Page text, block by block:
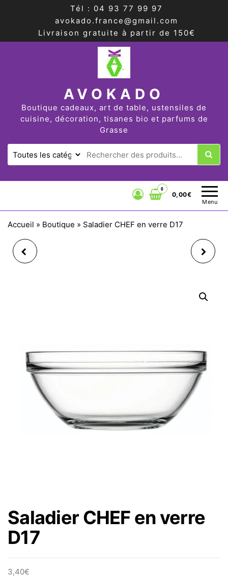
Tél : 04 93 77 99 97
avokado.france@gmail.com
Livraison gratuite à partir de 150€
AVOKADO
Boutique cadeaux, art de table, ustensiles de
cuisine, décoration, tisanes bio et parfums de
Grasse
Menu
0
0,00€
Accueil » Boutique » Saladier CHEF en verre D17
Saladier CHEF en verre
D17
3,40€